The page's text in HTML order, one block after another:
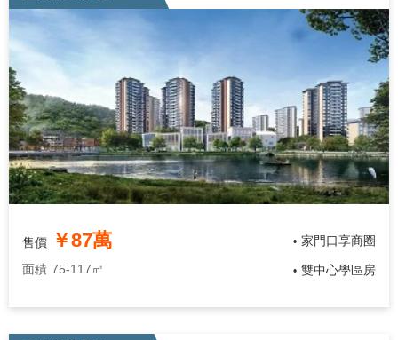
售價 ￥87萬
面積 75-117㎡
• 家門口享商圈
• 雙中心學區房